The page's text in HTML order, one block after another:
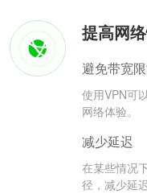
提高网
避免带宽
使用VPN可
网络体验。
减少延迟
在某些情况
径，减少延